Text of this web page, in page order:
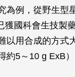
為例，從野生型
獲國科會生技製
以用合成的方式
約5～10 g ExB